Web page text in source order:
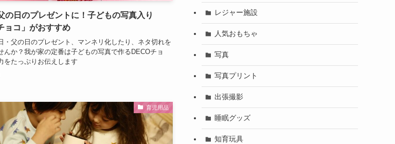
の日のプレゼントに！子どもの写真入り
ョコ」がおすすめ
・父の日のプレゼント、マンネリ化したり、ネタ切れを
んか？我が家の定番は子どもの写真で作るDECOチョ
をたっぷりお伝えします
育児用品
レジャー施設
人気おもちゃ
写真
写真プリント
出張撮影
睡眠グッズ
知育玩具